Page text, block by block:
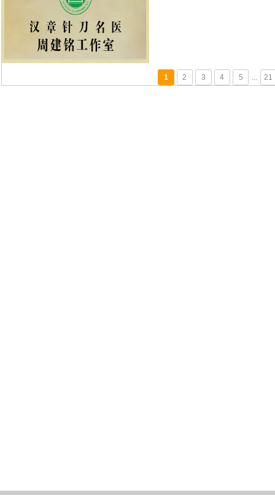
1 2 3 4 5 ... 21